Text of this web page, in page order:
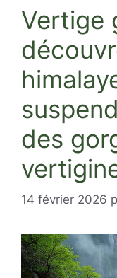
Vertige
des
14 février 2026